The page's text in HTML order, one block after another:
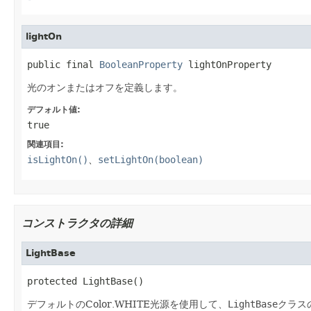
lightOn
public final BooleanProperty lightOnProperty
光のオンまたはオフを定義します。
デフォルト値:
true
関連項目:
isLightOn()、 setLightOn(boolean)
コンストラクタの詳細
LightBase
protected LightBase()
デフォルトのColor.WHITE光源を使用して、 LightBaseクラス